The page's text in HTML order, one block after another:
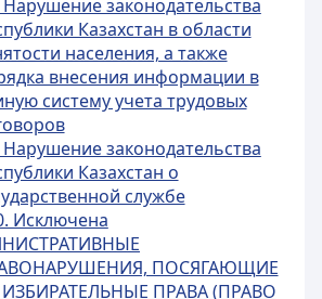
Нарушение законодательства
Казахстан в области
населения, а также
внесения информации в
систему учета трудовых
Нарушение законодательства
Казахстан о
службе
Исключена
ПОСЯГАЮЩИЕ
ПРАВА (ПРАВО